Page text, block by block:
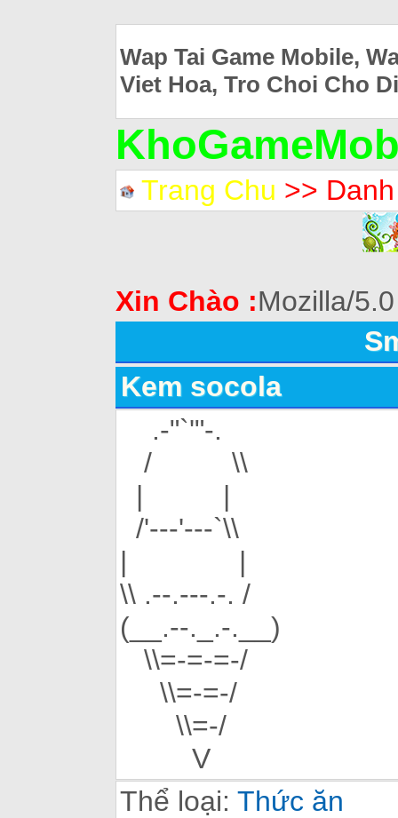
Wap Tai Game Mobile,
Viet Hoa, Tro Choi Cho
Trang Chu >>
Xin Chào :Mozilla/5.0
Kem socola
.-"`'"-.
/ \\
| |
/'---'---`\\
| |
\\ .--.---.-. /
(__.--._.-.__)
\\=-=-=-/
\\=-=-/
\\=-/
V
Thể loại: Thức ăn